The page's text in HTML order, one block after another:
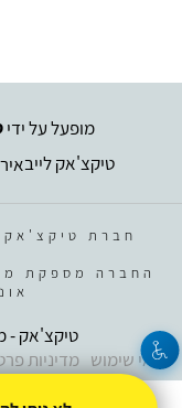
מופעל על ידי
טיקצ'אק לייב
חברת טיקצ'אק
החברה מספקת
טיקצ'אק -
תנאי שימוש מדיניות